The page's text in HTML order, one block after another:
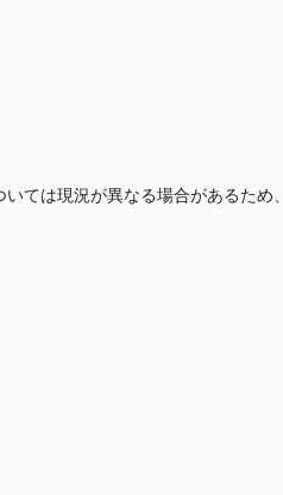
ては現況が異なる場合があるため